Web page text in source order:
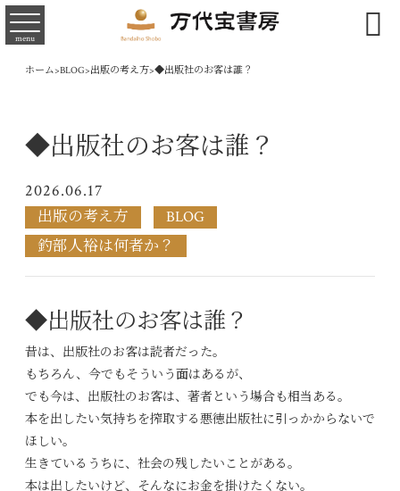
menu 
ホーム>BLOG>出版の考え方>◆出版社のお客は誰？
◆出版社のお客は誰？
2026.06.17
出版の考え方
BLOG
釣部人裕は何者か？
◆出版社のお客は誰？
昔は、出版社のお客は読者だった。
もちろん、今でもそういう面はあるが、
でも今は、出版社のお客は、著者という場合も相当ある。
本を出したい気持ちを搾取する悪徳出版社に引っかからないで
ほしい。
生きているうちに、社会の残したいことがある。
本は出したいけど、そんなにお金を掛けたくない。